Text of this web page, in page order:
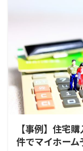
【事例】住宅
件でマイホーム